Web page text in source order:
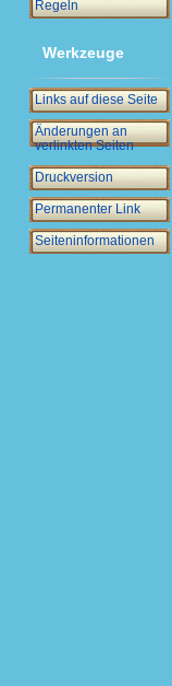
Regeln
Werkzeuge
Links auf diese Seite
Änderungen an
verlinkten Seiten
Druckversion
Permanenter Link
Seiten­­informationen